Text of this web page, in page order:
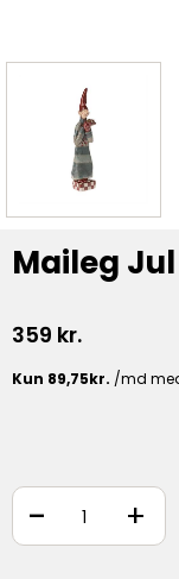
Maileg
359 kr.
+
-